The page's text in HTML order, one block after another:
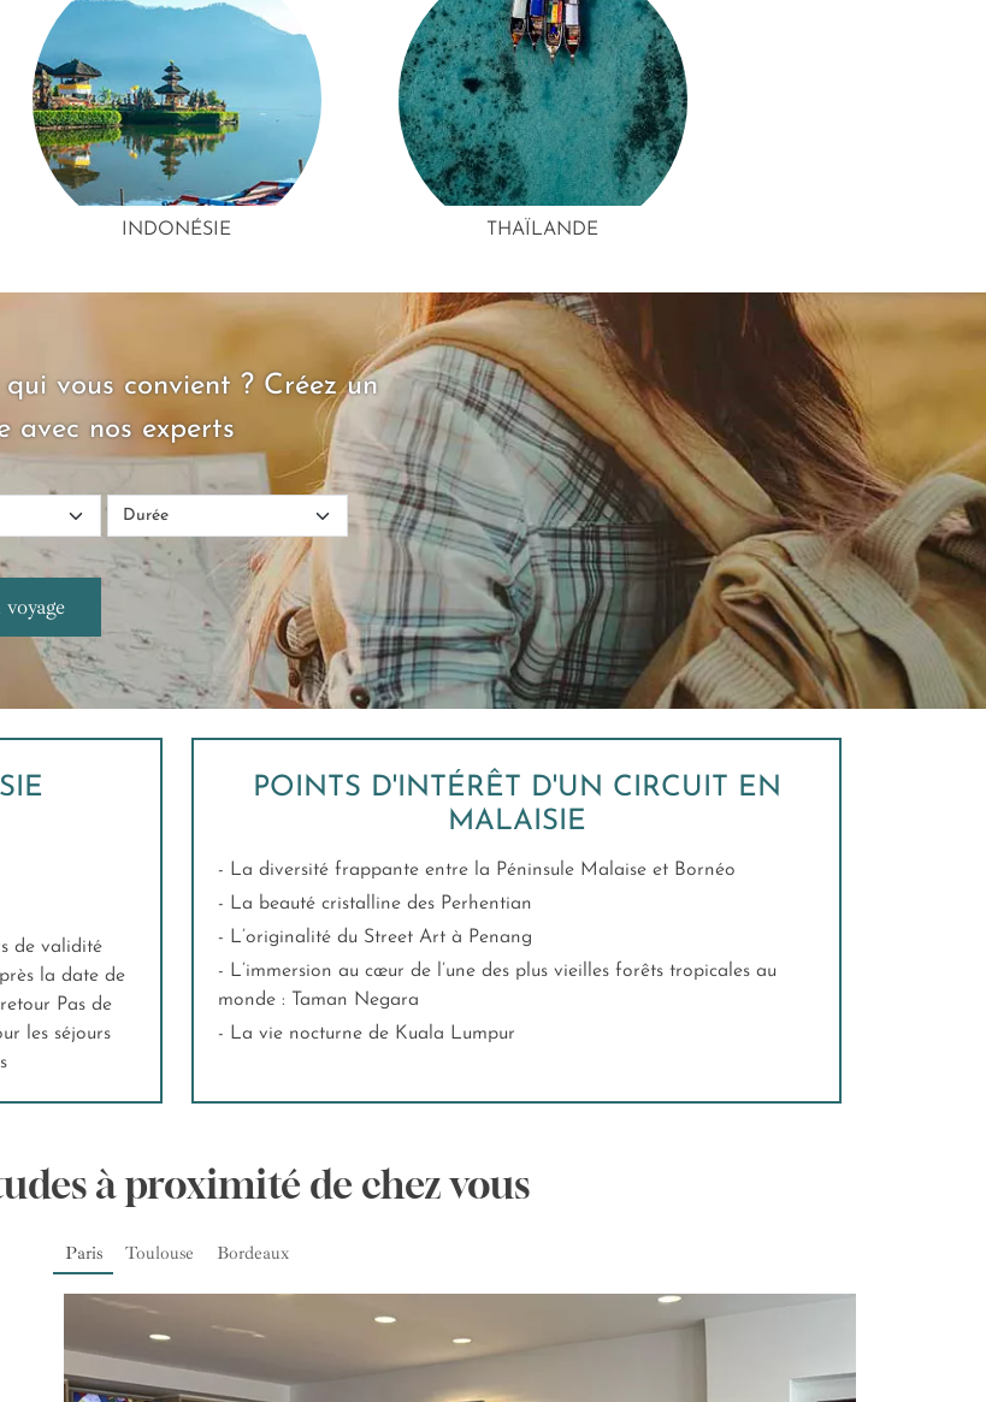
INDONÉSIE THAÏLANDE
vous convient ? Créez un
avec nos experts
de validité
la date de
Pas de
les séjours
POINTS D'INTÉRÊT D'UN CIRCUIT EN
MALAISIE
- La diversité frappante entre la Péninsule Malaise et Bornéo
- La beauté cristalline des Perhentian
- L’originalité du Street Art à Penang
- L’immersion au cœur de l’une des plus vieilles forêts tropicales au
monde : Taman Negara
- La vie nocturne de Kuala Lumpur
à proximité de chez vous
Paris Toulouse Bordeaux